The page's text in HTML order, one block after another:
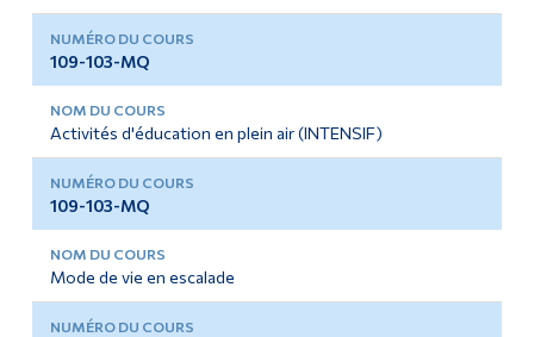
109-103-MQ
Activités d'éducation en plein air (INTENSIF)
109-103-MQ
Mode de vie en escalade